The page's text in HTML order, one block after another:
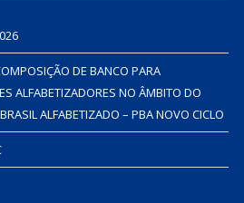
DE BANCO PARA
ALFABETIZADORES NO ÂMBITO DO
ALFABETIZADO – PBA NOVO CICLO